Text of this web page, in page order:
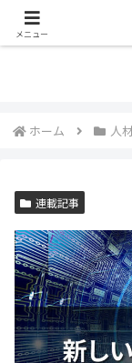
ホーム 人
連載記事
メニュー